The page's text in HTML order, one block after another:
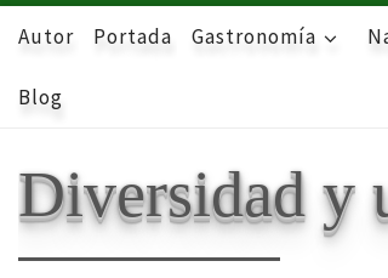
Skip to content
Autor Portada Gastronomía
Blog
Diversidad y